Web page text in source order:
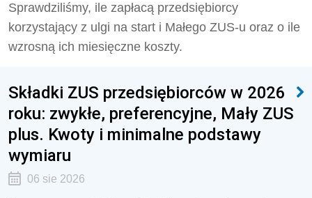
Sprawdziliśmy, ile zapłacą przedsiębiorcy
korzystający z ulgi na start i Małego ZUS-u oraz o ile
wzrosną ich miesięczne koszty.
Składki ZUS przedsiębiorców w 2026
roku: zwykłe, preferencyjne, Mały ZUS
plus. Kwoty i minimalne podstawy
wymiaru
06 sie 2026